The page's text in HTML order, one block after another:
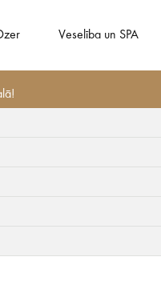
Veselība un SPA
Hotel